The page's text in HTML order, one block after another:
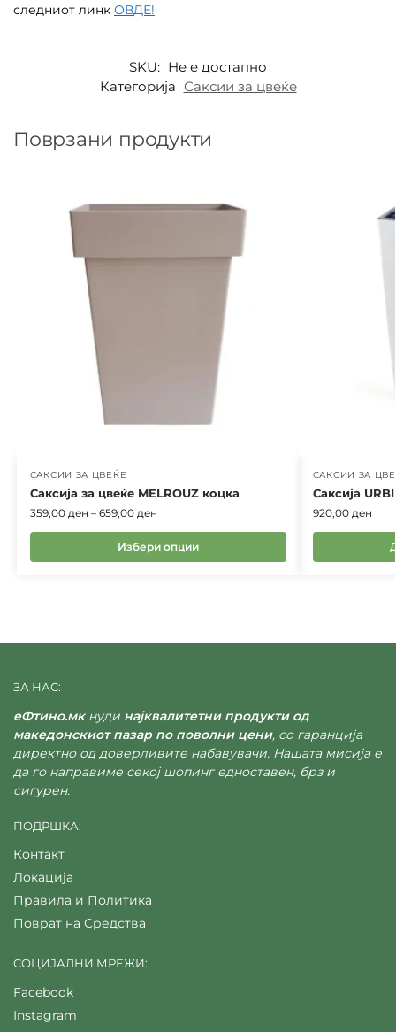
следниот линк ОВДЕ!
SKU: Не е достапно
Категорија Саксии за цвеќе
Поврзани продукти
САКСИИ ЗА ЦВЕЌЕ
Саксија за цвеќе MELROUZ коцка
359,00 ден – 659,00 ден
Избери опции
САКСИИ ЗА
Саксија
920,00 ден
ЗА НАС:
еФтино.мкнуди најквалитетни продукти од
македонскиот пазар по поволни цени, со гаранција
директно од доверливите набавувачи. Нашата мисија е
да го направиме секој шопинг едноставен, брз и
сигурен.
ПОДРШКА:
Контакт
Локација
Правила и Политика
Поврат на Средства
СОЦИЈАЛНИ МРЕЖИ:
Facebook
Instagram